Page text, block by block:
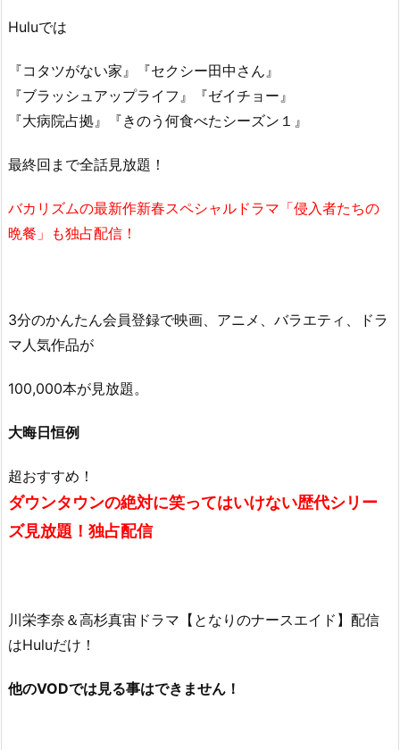
Huluでは
『コタツがない家』『セクシー田中さん』
『ブラッシュアップライフ』『ゼイチョー』
『大病院占拠』『きのう何食べたシーズン１』
最終回まで全話見放題！
バカリズムの最新作新春スペシャルドラマ「侵入者たちの
晩餐」も独占配信！
3分のかんたん会員登録で映画、アニメ、バラエティ、ドラ
マ人気作品が
100,000本が見放題。
大晦日恒例
超おすすめ！
ダウンタウンの絶対に笑ってはいけない歴代シリー
ズ見放題！独占配信
川栄李奈＆高杉真宙ドラマ【となりのナースエイド】配信
はHuluだけ！
他のVODでは見る事はできません！